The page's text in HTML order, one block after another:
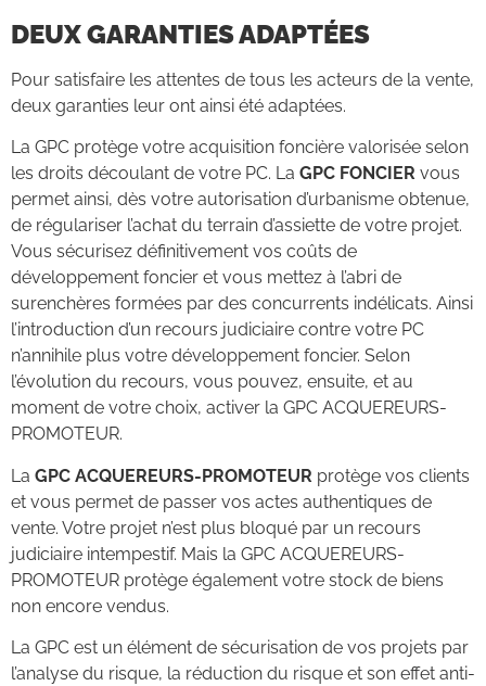
DEUX GARANTIES ADAPTÉES
Pour satisfaire les attentes de tous les acteurs de la vente,
deux garanties leur ont ainsi été adaptées.
La GPC protège votre acquisition foncière valorisée selon
les droits découlant de votre PC. La GPC FONCIER vous
permet ainsi, dès votre autorisation d’urbanisme obtenue,
de régulariser l’achat du terrain d’assiette de votre projet.
Vous sécurisez définitivement vos coûts de
développement foncier et vous mettez à l’abri de
surenchères formées par des concurrents indélicats. Ainsi
l’introduction d’un recours judiciaire contre votre PC
n’annihile plus votre développement foncier. Selon
l’évolution du recours, vous pouvez, ensuite, et au
moment de votre choix, activer la GPC ACQUEREURS-
PROMOTEUR.
La GPC ACQUEREURS-PROMOTEUR protège vos clients
et vous permet de passer vos actes authentiques de
vente. Votre projet n’est plus bloqué par un recours
judiciaire intempestif. Mais la GPC ACQUEREURS-
PROMOTEUR protège également votre stock de biens
non encore vendus.
La GPC est un élément de sécurisation de vos projets par
l’analyse du risque, la réduction du risque et son effet anti-